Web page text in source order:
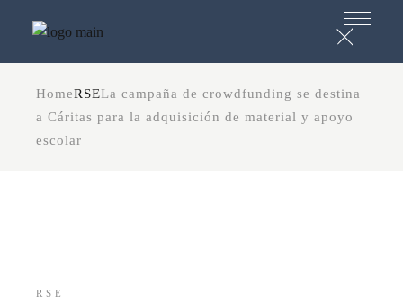
HomeRSELa campaña de crowdfunding se destina
a Cáritas para la adquisición de material y apoyo
escolar
RSE